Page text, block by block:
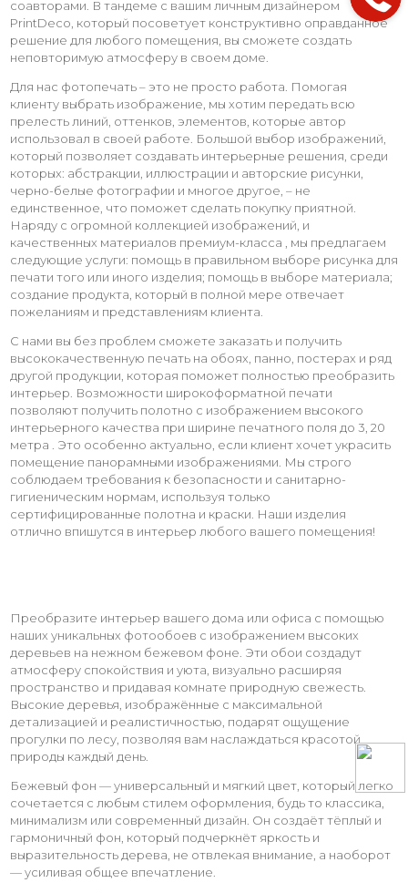
соавторами. В тандеме с вашим личным дизайнером
PrintDeco, который посоветует конструктивно оправданное
решение для любого помещения, вы сможете создать
неповторимую атмосферу в своем доме.
Для нас фотопечать – это не просто работа. Помогая
клиенту выбрать изображение, мы хотим передать всю
прелесть линий, оттенков, элементов, которые автор
использовал в своей работе. Большой выбор изображений,
который позволяет создавать интерьерные решения, среди
которых: абстракции, иллюстрации и авторские рисунки,
черно-белые фотографии и многое другое, – не
единственное, что поможет сделать покупку приятной.
Наряду с огромной коллекцией изображений, и
качественных материалов премиум-класса , мы предлагаем
следующие услуги: помощь в правильном выборе рисунка для
печати того или иного изделия; помощь в выборе материала;
создание продукта, который в полной мере отвечает
пожеланиям и представлениям клиента.
С нами вы без проблем сможете заказать и получить
высококачественную печать на обоях, панно, постерах и ряд
другой продукции, которая поможет полностью преобразить
интерьер. Возможности широкоформатной печати
позволяют получить полотно с изображением высокого
интерьерного качества при ширине печатного поля до 3, 20
метра . Это особенно актуально, если клиент хочет украсить
помещение панорамными изображениями. Мы строго
соблюдаем требования к безопасности и санитарно-
гигиеническим нормам, используя только
сертифицированные полотна и краски. Наши изделия
отлично впишутся в интерьер любого вашего помещения!
Преобразите интерьер вашего дома или офиса с помощью
наших уникальных фотообоев с изображением высоких
деревьев на нежном бежевом фоне. Эти обои создадут
атмосферу спокойствия и уюта, визуально расширяя
пространство и придавая комнате природную свежесть.
Высокие деревья, изображённые с максимальной
детализацией и реалистичностью, подарят ощущение
прогулки по лесу, позволяя вам наслаждаться красотой
природы каждый день.
Бежевый фон — универсальный и мягкий цвет, который легко
сочетается с любым стилем оформления, будь то классика,
минимализм или современный дизайн. Он создаёт тёплый и
гармоничный фон, который подчеркнёт яркость и
выразительность дерева, не отвлекая внимание, а наоборот
— усиливая общее впечатление.